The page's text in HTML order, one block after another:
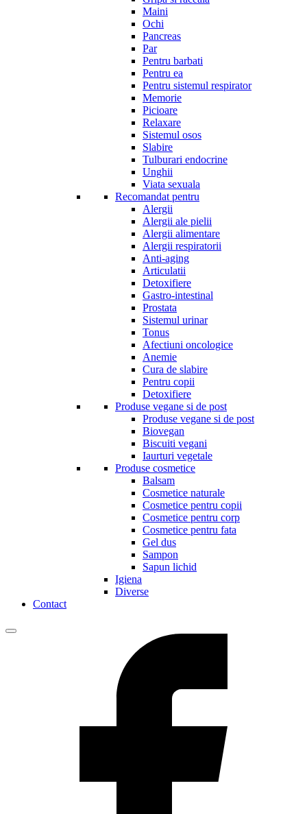
Maini
Ochi
Pancreas
Par
Pentru barbati
Pentru ea
Pentru sistemul respirator
Memorie
Picioare
Relaxare
Sistemul osos
Slabire
Tulburari endocrine
Unghii
Viata sexuala
Recomandat pentru
Alergii
Alergii ale pielii
Alergii alimentare
Alergii respiratorii
Anti-aging
Articulatii
Detoxifiere
Gastro-intestinal
Prostata
Sistemul urinar
Tonus
Afectiuni oncologice
Anemie
Cura de slabire
Pentru copii
Detoxifiere
Produse vegane si de post
Produse vegane si de post
Biovegan
Biscuiti vegani
Iaurturi vegetale
Produse cosmetice
Balsam
Cosmetice naturale
Cosmetice pentru copii
Cosmetice pentru corp
Cosmetice pentru fata
Gel dus
Sampon
Sapun lichid
Igiena
Diverse
Contact